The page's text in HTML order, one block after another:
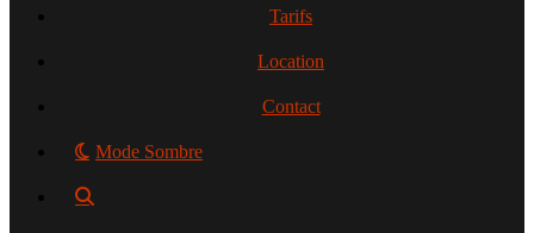
Tarifs
Location
Contact
Mode Sombre